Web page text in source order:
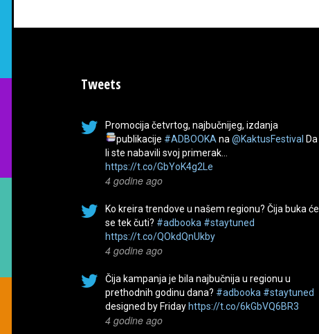
Tweets
Promocija četvrtog, najbučnijeg, izdanja
publikacije #ADBOOKA na @KaktusFestival Da
li ste nabavili svoj primerak…
https://t.co/GbYoK4g2Le
4 godine ago
Ko kreira trendove u našem regionu? Čija buka će
se tek čuti? #adbooka #staytuned
https://t.co/QOkdQnUkby
4 godine ago
Čija kampanja je bila najbučnija u regionu u
prethodnih godinu dana? #adbooka #staytuned
designed by Friday https://t.co/6kGbVQ6BR3
4 godine ago